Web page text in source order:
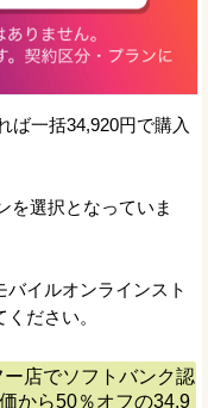
ば一括34,920円で購入
を選択となっていま
イルオンラインスト
ださい。
店でソフトバンク認
から50％オフの34,9